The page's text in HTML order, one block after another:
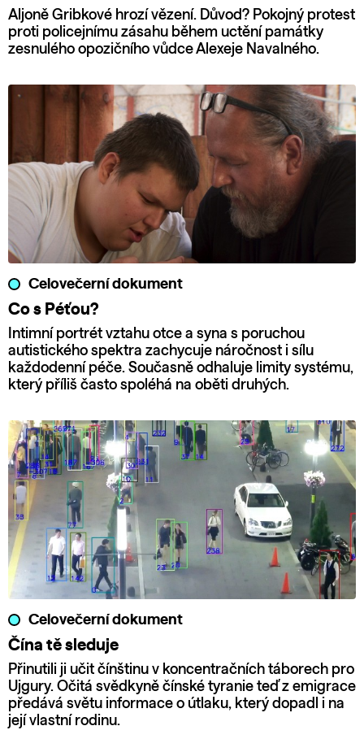
Aljoně Gribkové hrozí vězení. Důvod? Pokojný protest
proti policejnímu zásahu během uctění památky
zesnulého opozičního vůdce Alexeje Navalného.
Celovečerní dokument
Co s Péťou?
Intimní portrét vztahu otce a syna s poruchou
autistického spektra zachycuje náročnost i sílu
každodenní péče. Současně odhaluje limity systému,
který příliš často spoléhá na oběti druhých.
Celovečerní dokument
Čína tě sleduje
Přinutili ji učit čínštinu v koncentračních táborech pro
Ujgury. Očitá svědkyně čínské tyranie teď z emigrace
předává světu informace o útlaku, který dopadl i na
její vlastní rodinu.